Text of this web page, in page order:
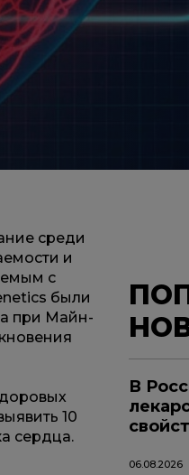
среди
и
с
были
при Майн-
10
сердца.
В
06.08.2026